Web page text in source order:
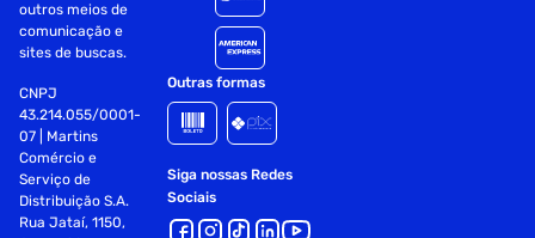
outros meios de
comunicação e
sites de buscas.
CNPJ
43.214.055/0001-
07 | Martins
Comércio e
Serviço de
Distribuição S.A.
Rua Jataí, 1150,
Outras formas
Siga nossas Redes
Sociais